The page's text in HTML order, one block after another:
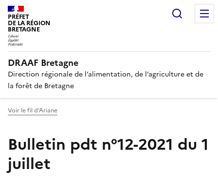
PRÉFET
DE LA RÉGION
BRETAGNE
DRAAF Bretagne
Direction régionale de l’alimentation, de l’agriculture et de
la forêt de Bretagne
Voir le fil d'Ariane
Bulletin pdt n°12-2021 du 1
juillet